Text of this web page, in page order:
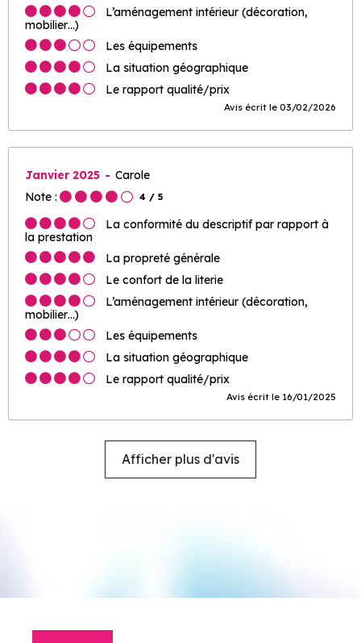
L’aménagement intérieur (décoration,
mobilier…)
Les équipements
La situation géographique
Le rapport qualité/prix
Avis écrit le 03/02/2026
Janvier 2025
Carole
Note :
4 / 5
La conformité du descriptif par rapport à
la prestation
La propreté générale
Le confort de la literie
L’aménagement intérieur (décoration,
mobilier…)
Les équipements
La situation géographique
Le rapport qualité/prix
Avis écrit le 16/01/2025
Afficher plus d'avis